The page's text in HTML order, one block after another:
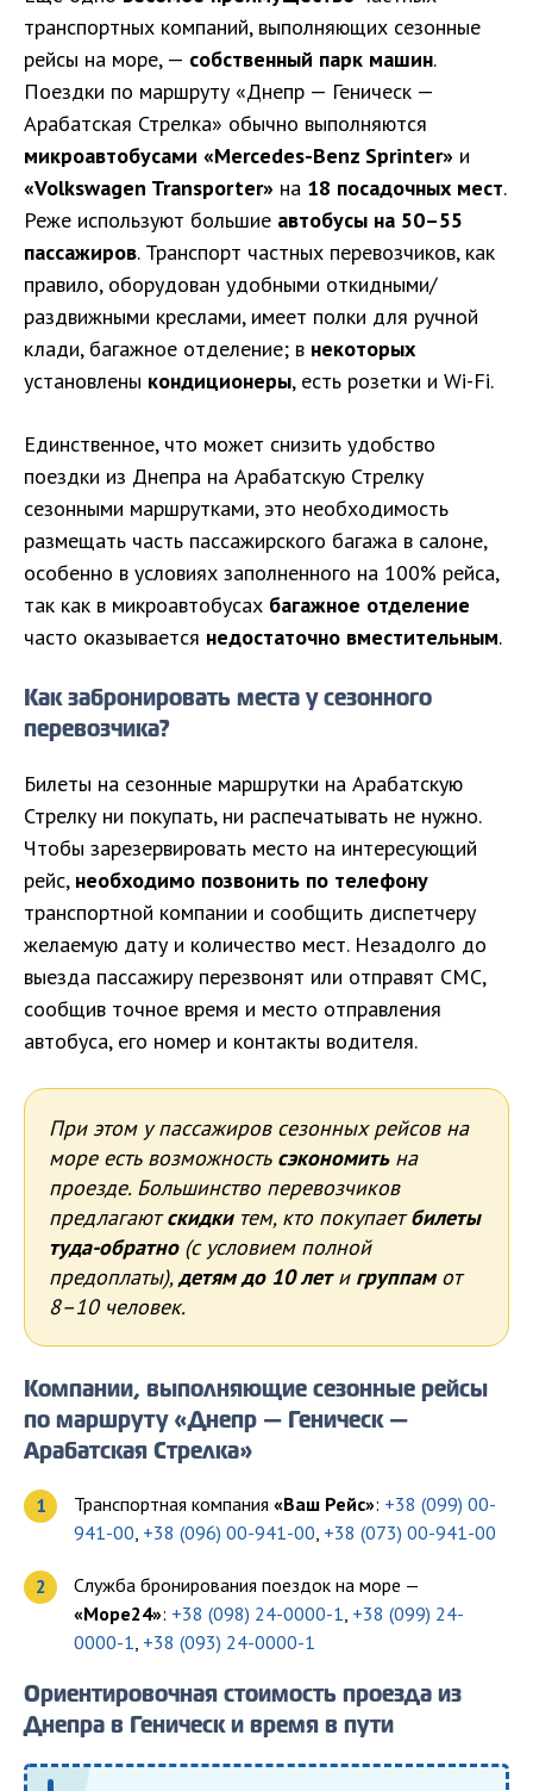
транспортных компаний, выполняющих сезонные
рейсы на море, — собственный парк машин.
Поездки по маршруту «Днепр — Геническ —
Арабатская Стрелка» обычно выполняются
микроавтобусами «Mercedes-Benz Sprinter» и
«Volkswagen Transporter» на 18 посадочных мест.
Реже используют большие автобусы на 50–55
пассажиров. Транспорт частных перевозчиков, как
правило, оборудован удобными откидными/
раздвижными креслами, имеет полки для ручной
клади, багажное отделение; в некоторых
установлены кондиционеры, есть розетки и Wi-Fi.
Единственное, что может снизить удобство
поездки из Днепра на Арабатскую Стрелку
сезонными маршрутками, это необходимость
размещать часть пассажирского багажа в салоне,
особенно в условиях заполненного на 100% рейса,
так как в микроавтобусах багажное отделение
часто оказывается недостаточно вместительным.
Как забронировать места у сезонного
перевозчика?
Билеты на сезонные маршрутки на Арабатскую
Стрелку ни покупать, ни распечатывать не нужно.
Чтобы зарезервировать место на интересующий
рейс, необходимо позвонить по телефону
транспортной компании и сообщить диспетчеру
желаемую дату и количество мест. Незадолго до
выезда пассажиру перезвонят или отправят СМС,
сообщив точное время и место отправления
автобуса, его номер и контакты водителя.
При этом у пассажиров сезонных рейсов на
море есть возможность сэкономитьна
проезде. Большинство перевозчиков
предлагаютскидкитем, кто покупаетбилеты
туда-обратно(с условием полной
предоплаты),детям до 10 лети группамот
8–10 человек.
Компании, выполняющие сезонные рейсы
по маршруту «Днепр — Геническ —
Арабатская Стрелка»
Транспортная компания «Ваш Рейс»: +38 (099) 00-
941-00, +38 (096) 00-941-00, +38 (073) 00-941-00
Служба бронирования поездок на море —
«Море24»: +38 (098) 24-0000-1, +38 (099) 24-
0000-1, +38 (093) 24-0000-1
Ориентировочная стоимость проезда из
Днепра в Геническ и время в пути